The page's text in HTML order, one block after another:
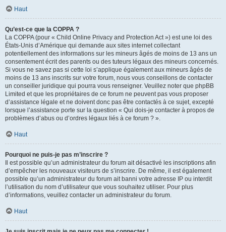
Haut
Qu’est-ce que la COPPA ?
La COPPA (pour « Child Online Privacy and Protection Act ») est une loi des
États-Unis d’Amérique qui demande aux sites internet collectant
potentiellement des informations sur les mineurs âgés de moins de 13 ans un
consentement écrit des parents ou des tuteurs légaux des mineurs concernés.
Si vous ne savez pas si cette loi s’applique également aux mineurs âgés de
moins de 13 ans inscrits sur votre forum, nous vous conseillons de contacter
un conseiller juridique qui pourra vous renseigner. Veuillez noter que phpBB
Limited et que les propriétaires de ce forum ne peuvent pas vous proposer
d’assistance légale et ne doivent donc pas être contactés à ce sujet, excepté
lorsque l’assistance porte sur la question « Qui dois-je contacter à propos de
problèmes d’abus ou d’ordres légaux liés à ce forum ? ».
Haut
Pourquoi ne puis-je pas m’inscrire ?
Il est possible qu’un administrateur du forum ait désactivé les inscriptions afin
d’empêcher les nouveaux visiteurs de s’inscrire. De même, il est également
possible qu’un administrateur du forum ait banni votre adresse IP ou interdit
l’utilisation du nom d’utilisateur que vous souhaitez utiliser. Pour plus
d’informations, veuillez contacter un administrateur du forum.
Haut